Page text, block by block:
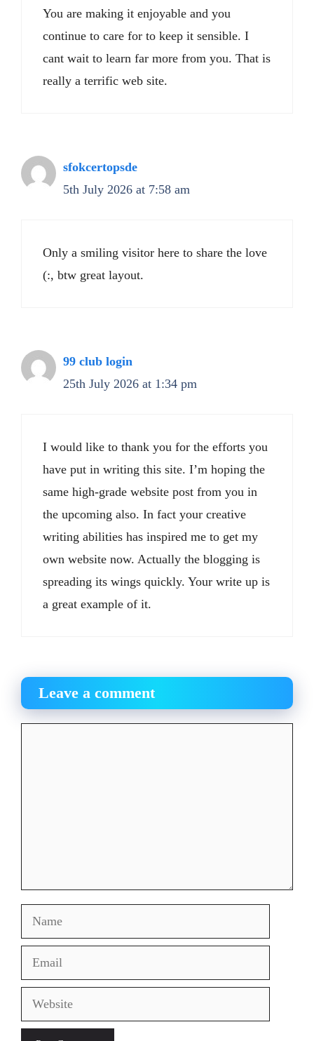
You are making it enjoyable and you
continue to care for to keep it sensible. I
cant wait to learn far more from you. That is
really a terrific web site.
sfokcertopsde
5th July 2026 at 7:58 am
Only a smiling visitor here to share the love
(:, btw great layout.
99 club login
25th July 2026 at 1:34 pm
I would like to thank you for the efforts you
have put in writing this site. I’m hoping the
same high-grade website post from you in
the upcoming also. In fact your creative
writing abilities has inspired me to get my
own website now. Actually the blogging is
spreading its wings quickly. Your write up is
a great example of it.
Leave a comment
Name
Email
Website